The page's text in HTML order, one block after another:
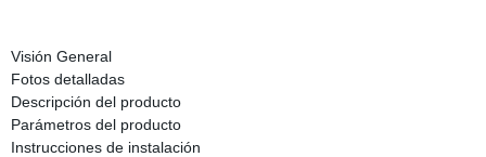
Visión General
Fotos detalladas
Descripción del producto
Parámetros del producto
Instrucciones de instalación